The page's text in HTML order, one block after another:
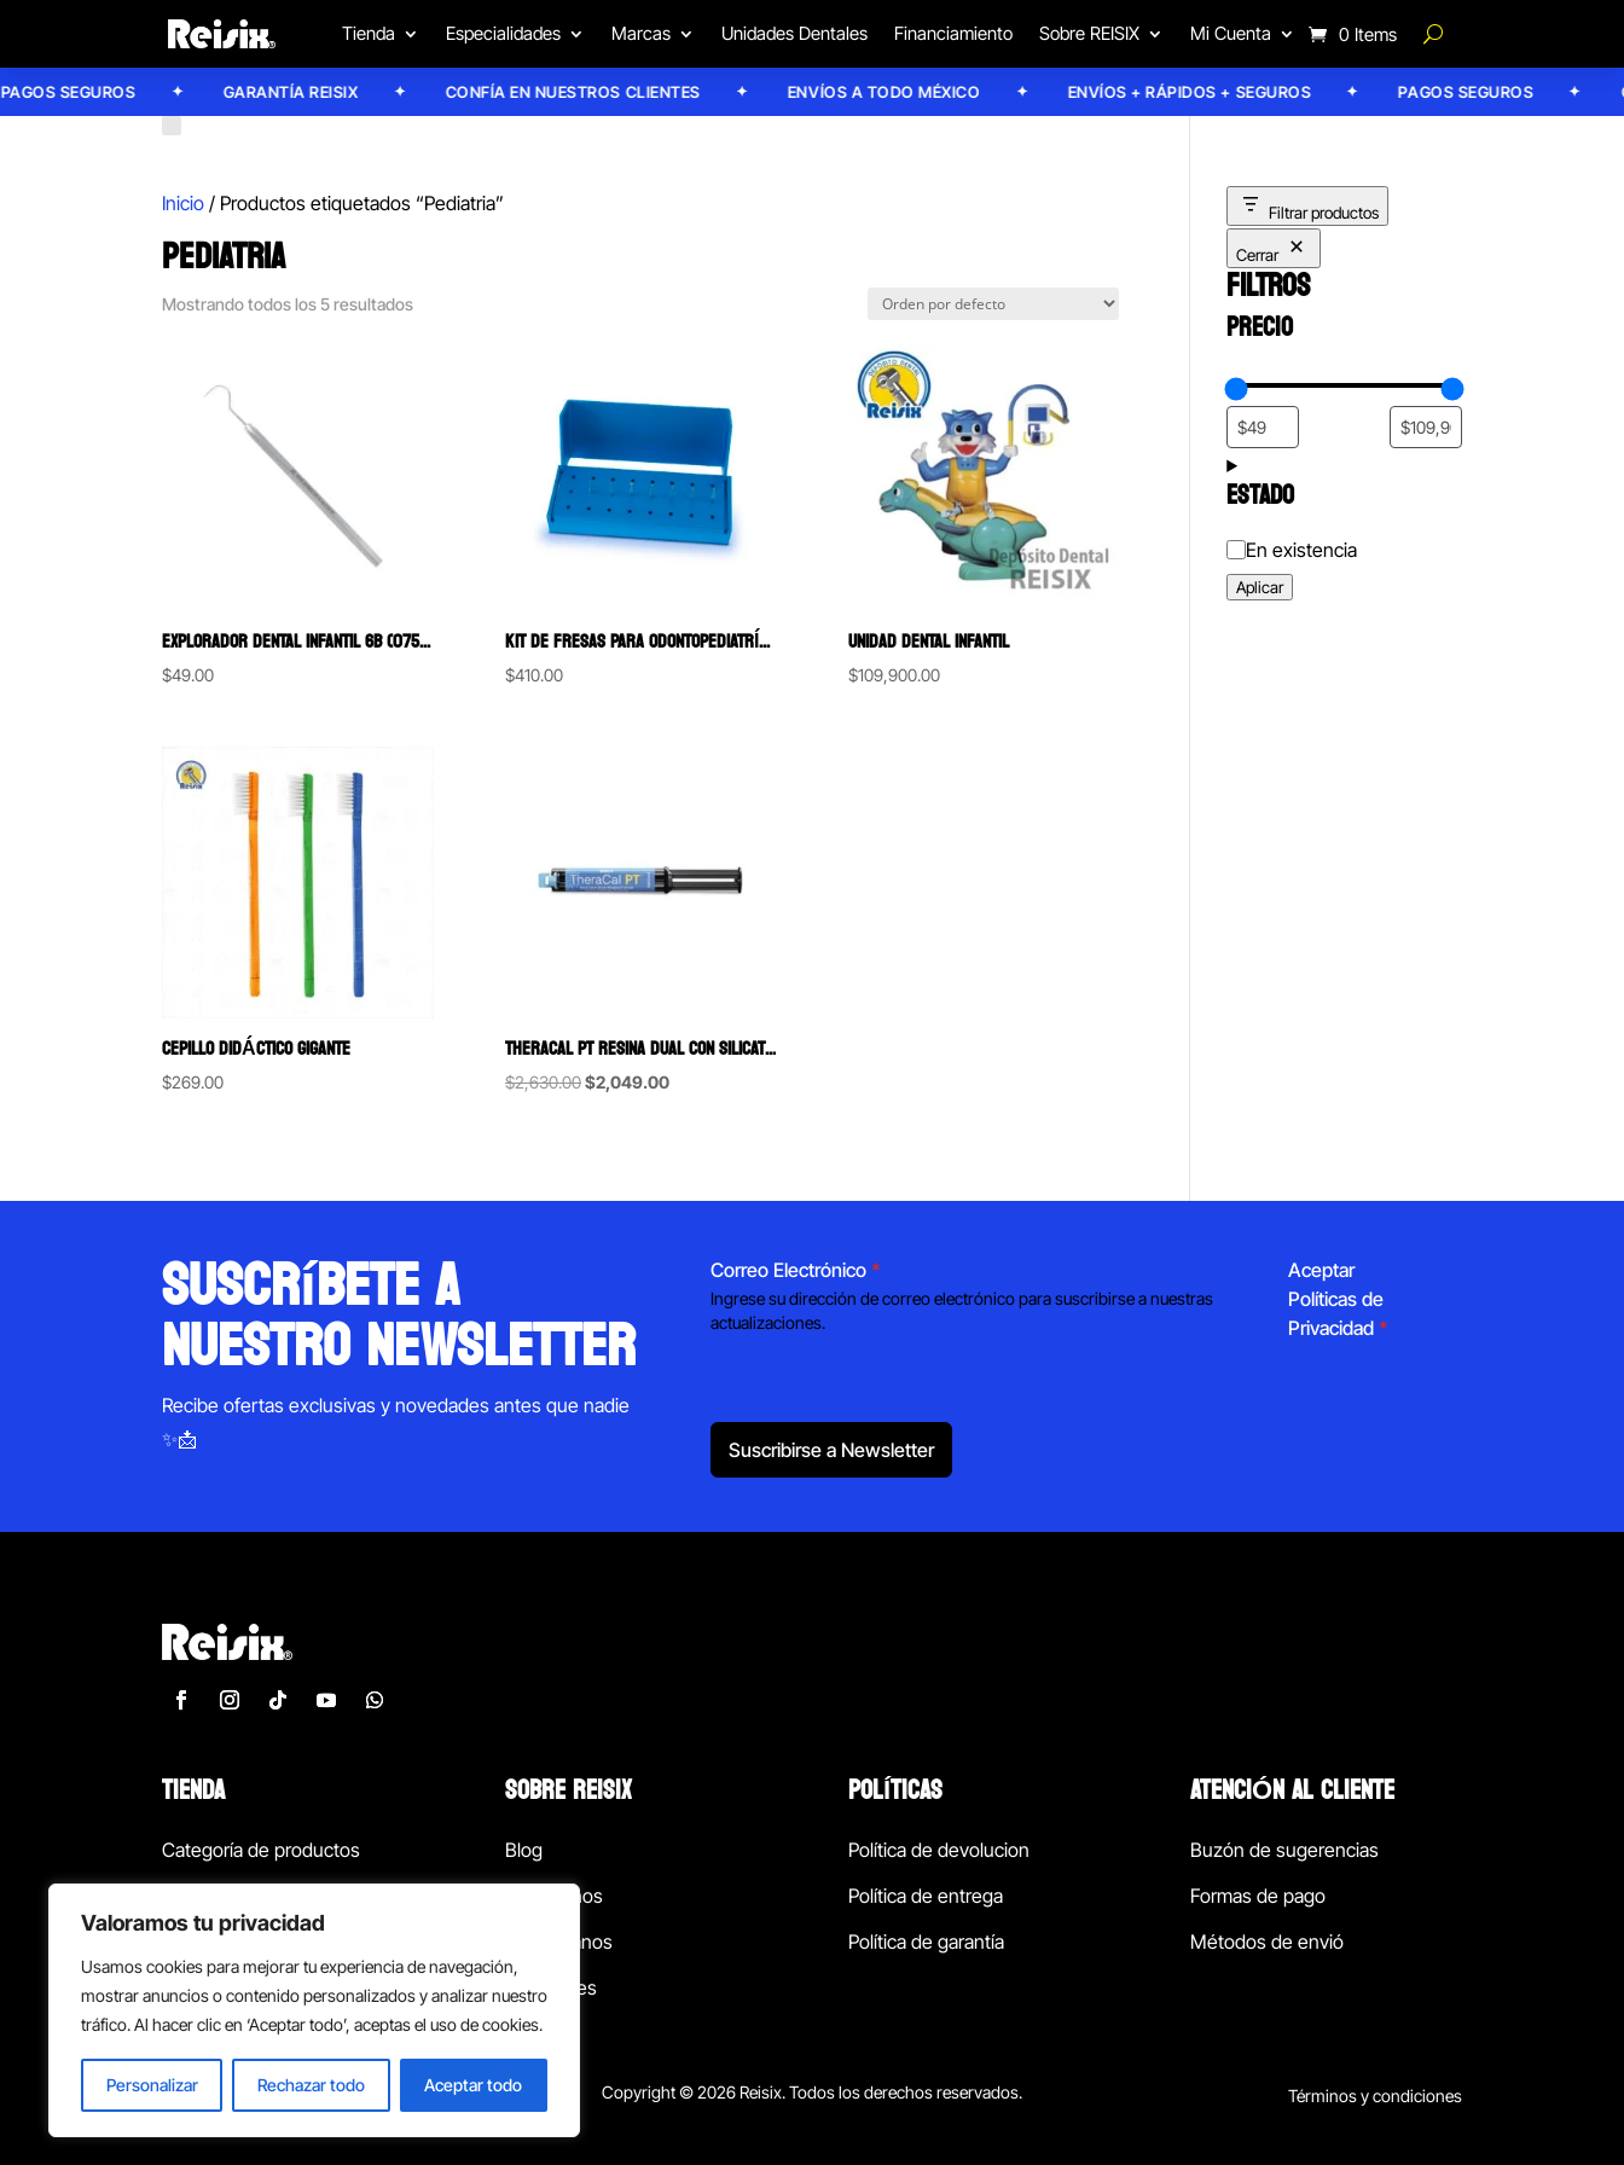
Valoramos tu privacidad
Usamos cookies para mejorar tu experiencia de navegación,
mostrar anuncios o contenido personalizados y analizar nuestro
tráfico. Al hacer clic en ‘Aceptar todo’, aceptas el uso de cookies.
Personalizar Rechazar todo Aceptar todo
Tienda Especialidades Marcas Unidades Dentales Financiamiento Sobre REISIX Mi Cuenta 0 Items
SEGUROS GARANTÍA REISIX CONFÍA EN NUESTROS CLIENTES ENVÍOS A TODO MÉXICO ENVÍOS + RÁPIDOS + SEGUROS PAGOS SEGUROS
Inicio / Productos etiquetados “Pediatria”
PEDIATRIA
Mostrando todos los 5 resultados
EXPLORADOR DENTAL INFANTIL 6B (075A)
$49.00
KIT DE FRESAS PARA ODONTOPEDIATRÍA CON FRESERO METÁLICO AZUL TURQUESA SS WHITE 7 FRESAS
$410.00
UNIDAD DENTAL INFANTIL
$109,900.00
CEPILLO DIDÁCTICO GIGANTE
$269.00
THERACAL PT RESINA DUAL CON SILICATO DE CALCIO PARA PULPOTOMÍAS BISCO
$2,630.00Original
$2,049.00Current
Filtrar productos
Cerrar
FILTROS
PRECIO
ESTADO
Estado
En existencia
Aplicar
suscríbete a
nuestro newsletter
Recibe ofertas exclusivas y novedades antes que nadie
✨📩
Correo Electrónico *
Ingrese su dirección de correo electrónico para suscribirse a nuestras
actualizaciones.
Aceptar
Políticas de
Privacidad *
Suscribirse a Newsletter
TIENDA
Categoría de productos
¡Las mejores ofertas!
Back to school
SOBRE REISIX
Blog
Conócenos
Contáctanos
Sucursales
POLÍTICAS
Política de devolucion
Política de entrega
Política de garantía
ATENCIÓN AL CLIENTE
Buzón de sugerencias
Formas de pago
Métodos de envió
Política de privacidad Copyright © 2026 Reisix. Todos los derechos reservados. Términos y condiciones